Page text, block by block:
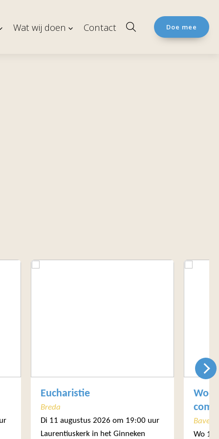
Wat wij doen Contact Doe mee
Eucharistie
Breda
Di 11 augustus 2026 om 19:00 uur
Laurentiuskerk in het Ginneken
Bavel
Wo 12